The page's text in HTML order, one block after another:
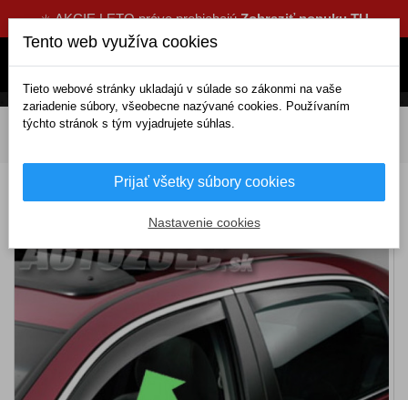
☀️ AKCIE LETO práve prebiehajúZobraziť ponuku TU
DOMOV Exteriérové doplnky
Deflektory BMW 7er E32 4D (1986-1994)
Tento web využíva cookies
Tieto webové stránky ukladajú v súlade so zákonmi na vaše
zariadenie súbory, všeobecne nazývané cookies. Používaním
týchto stránok s tým vyjadrujete súhlas.
Prijať všetky súbory cookies
Nastavenie cookies